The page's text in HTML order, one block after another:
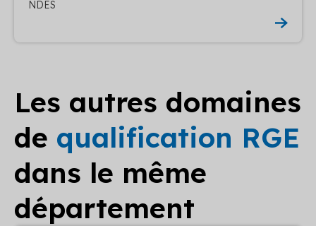
NDES
Les autres domaines
de qualification RGE
dans le même
département